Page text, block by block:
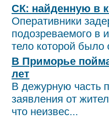
СК: найденную в
Оперативники
подозреваемого в
тело которой было
В Приморье
лет
В дежурную часть
заявления от
что неизвес...